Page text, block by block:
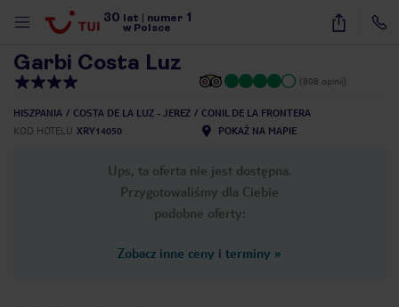
30 lat numer 1
w Polsce
20
Garbi Costa Luz
(808 opinii)
HISZPANIA COSTA DE LA LUZ - JEREZ
CONIL DE LA FRONTERA
KOD HOTELU XRY14050 POKAŻ NA MAPIE
Ups, ta oferta nie jest dostępna.
Przygotowaliśmy dla Ciebie
podobne oferty:
Zobacz inne ceny i terminy »